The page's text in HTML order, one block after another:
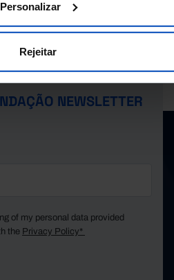
Personalizar
Rejeitar
FUNDAÇÃO FRANCISCO MANUEL DOS
NEWSLETTER
of my personal data provided
the Privacy Policy*